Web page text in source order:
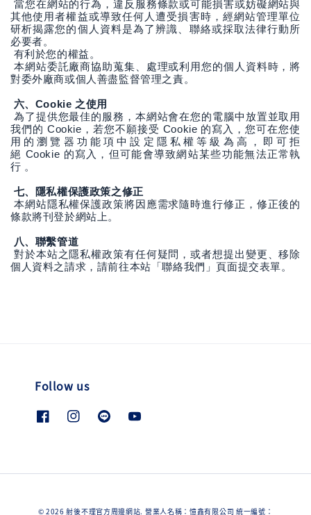
當您在網站的行為，違反服務條款或可能損害或妨礙網站與
其他使用者權益或導致任何人遭受損害時，經網站管理單位
研析揭露您的個人資料是為了辨識、聯絡或採取法律行動所
必要者。
有利於您的權益。
本網站委託廠商協助蒐集、處理或利用您的個人資料時，將
對委外廠商或個人善盡監督管理之責。
六、 Cookie 之使用
為了提供您最佳的服務，本網站會在您的電腦中放置並取用
我們的 Cookie ，若您不願接受 Cookie 的寫入，您可在您使
用的瀏覽器功能項中設定隱私權等級為高，即可拒
絕 Cookie 的寫入，但可能會導致網站某些功能無法正常執
行 。
七、隱私權保護政策之修正
本網站隱私權保護政策將因應需求隨時進行修正，修正後的
條款將刊登於網站上。
八、聯繫管道
對於本站之隱私權政策有任何疑問，或者想提出變更、移除
個人資料之請求，請前往本站「聯絡我們」頁面提交表單。
Follow us
© 2026 射後不理官方周邊網站. 營業人名稱：憶鑫有限公司 統一編號：